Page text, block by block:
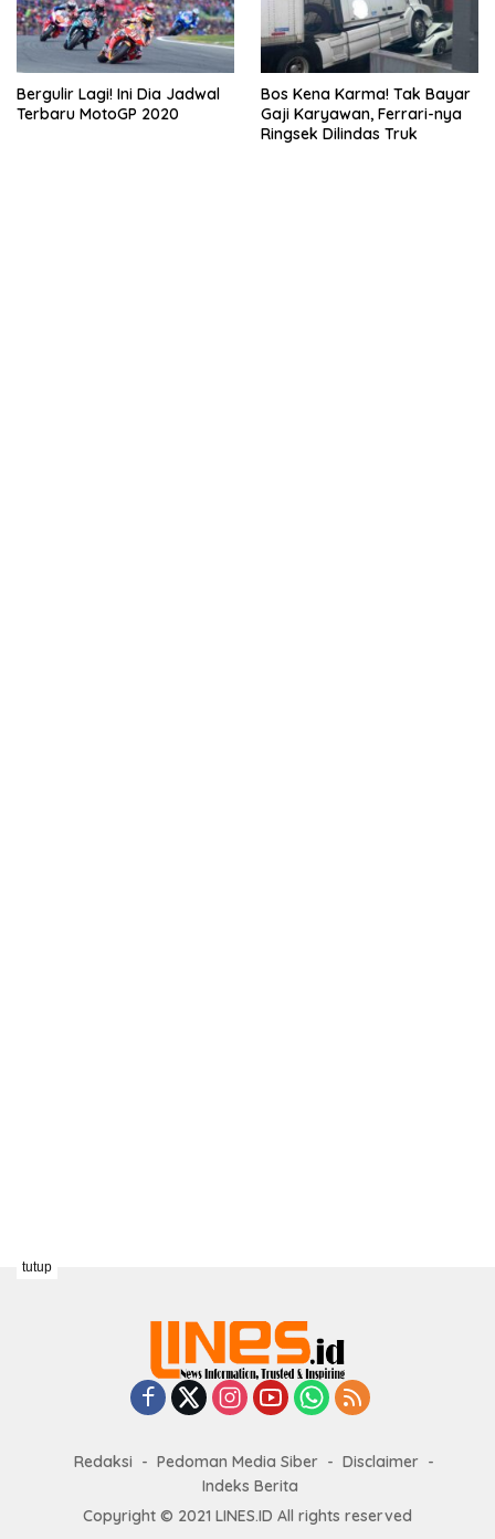
Bergulir Lagi! Ini Dia Jadwal
Terbaru MotoGP 2020
Bos Kena Karma! Tak Bayar
Gaji Karyawan, Ferrari-nya
Ringsek Dilindas Truk
Redaksi Pedoman Media Siber
Disclaimer
Indeks Berita
Copyright © 2021 LINES.ID All rights reserved
tutup